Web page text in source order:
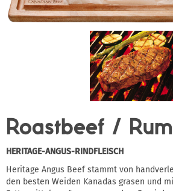
Roastbeef /
HERITAGE-ANGUS-RINDFLEISCH
Heritage Angus Beef stammt von
den besten Weiden Kanadas grasen und